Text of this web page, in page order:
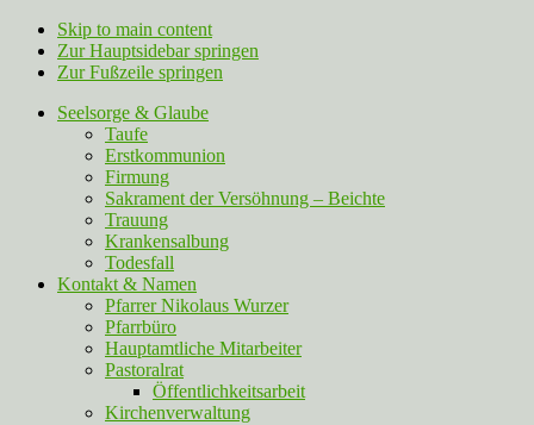
Skip to main content
Zur Hauptsidebar springen
Zur Fußzeile springen
Seelsorge & Glaube
Taufe
Erstkommunion
Firmung
Sakrament der Versöhnung – Beichte
Trauung
Krankensalbung
Todesfall
Kontakt & Namen
Pfarrer Nikolaus Wurzer
Pfarrbüro
Hauptamtliche Mitarbeiter
Pastoralrat
Öffentlichkeitsarbeit
Kirchenverwaltung